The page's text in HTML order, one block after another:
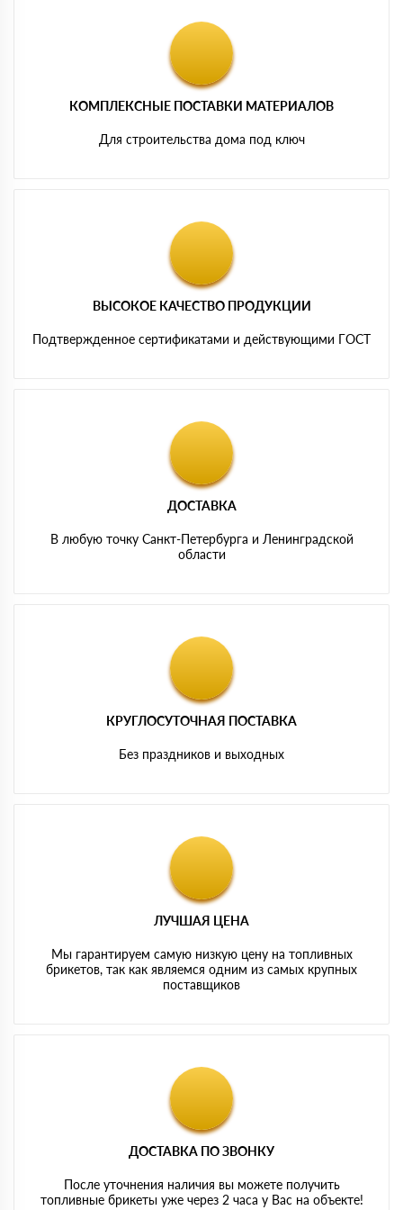
КОМПЛЕКСНЫЕ ПОСТАВКИ МАТЕРИАЛОВ
Для строительства дома под ключ
ВЫСОКОЕ КАЧЕСТВО ПРОДУКЦИИ
Подтвержденное сертификатами и действующими ГОСТ
ДОСТАВКА
В любую точку Санкт-Петербурга и Ленинградской
области
КРУГЛОСУТОЧНАЯ ПОСТАВКА
Без праздников и выходных
ЛУЧШАЯ ЦЕНА
Мы гарантируем самую низкую цену на топливных
брикетов, так как являемся одним из самых крупных
поставщиков
ДОСТАВКА ПО ЗВОНКУ
После уточнения наличия вы можете получить
топливные брикеты уже через 2 часа у Вас на объекте!